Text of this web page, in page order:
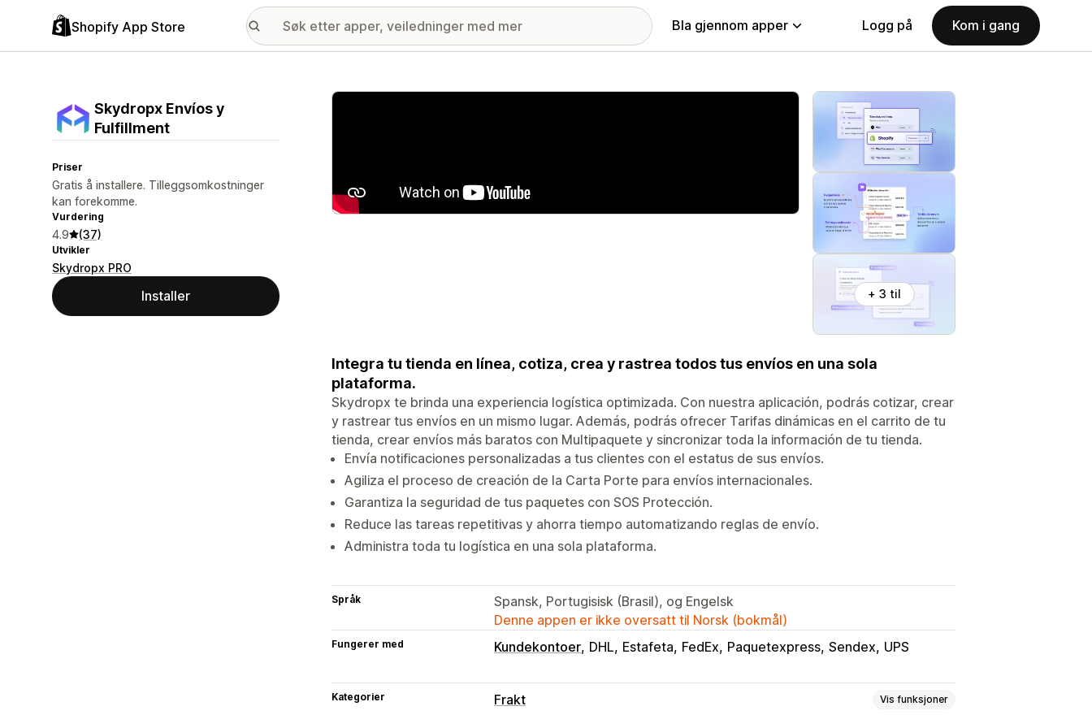
Shopify App Store Bla gjennom apper Logg på Kom i gang
Skydropx Envíos y
Fulfillment
Priser
Gratis å installere. Tilleggsomkostninger
kan forekomme.
Vurdering
4.9 (37)
Utvikler
Skydropx PRO
Installer
Galleri med fremhevede bilder
+ 3 til
Integra tu tienda en línea, cotiza, crea y rastrea todos tus envíos en una sola
plataforma.
Skydropx te brinda una experiencia logística optimizada. Con nuestra aplicación, podrás cotizar, crear
y rastrear tus envíos en un mismo lugar. Además, podrás ofrecer Tarifas dinámicas en el carrito de tu
tienda, crear envíos más baratos con Multipaquete y sincronizar toda la información de tu tienda.
Envía notificaciones personalizadas a tus clientes con el estatus de sus envíos.
Agiliza el proceso de creación de la Carta Porte para envíos internacionales.
Garantiza la seguridad de tus paquetes con SOS Protección.
Reduce las tareas repetitivas y ahorra tiempo automatizando reglas de envío.
Administra toda tu logística en una sola plataforma.
Språk
Spansk, Portugisisk (Brasil), og Engelsk
Denne appen er ikke oversatt til Norsk (bokmål)
Fungerer med Kundekontoer DHL Estafeta FedEx Paquetexpress Sendex UPS
Kategorier Frakt Vis funksjoner